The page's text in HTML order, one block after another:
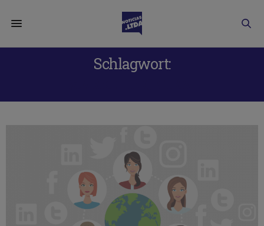
Schlagwort: